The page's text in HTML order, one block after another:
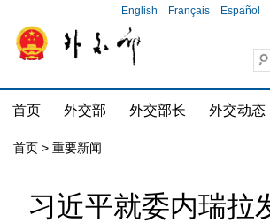
English Français Español
首页 外交部 外交部长 外交动态
首页 > 重要新闻
习近平就委内瑞拉